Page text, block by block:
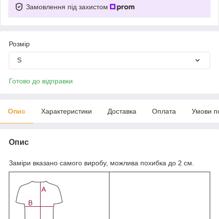
Замовлення під захистом
Розмір
S
Готово до відправки
Опис Характеристики Доставка Оплата Умови
Опис
Заміри вказано самого виробу, можлива похибка до 2 см.